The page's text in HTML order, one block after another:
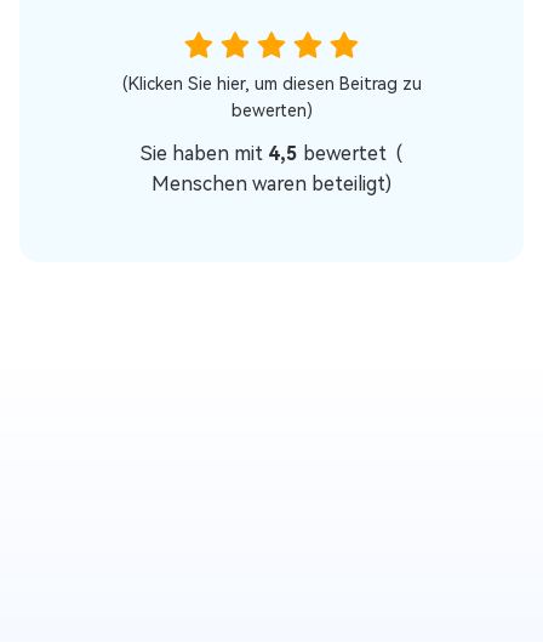
(Klicken Sie hier, um diesen Beitrag zu
bewerten)
Sie haben mit 4,5 bewertet (
Menschen waren beteiligt)